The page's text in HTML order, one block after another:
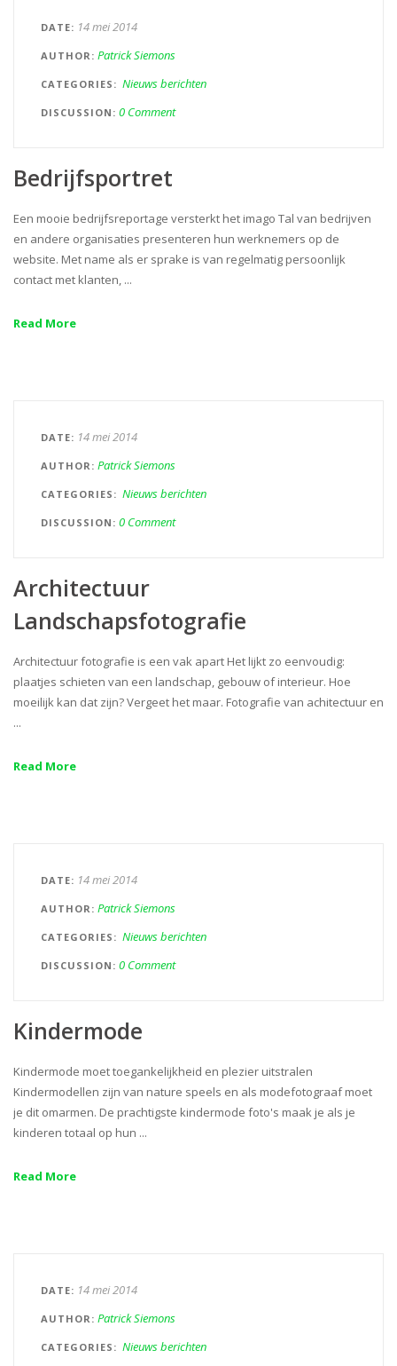
DATE 14 mei 2014
AUTHOR Patrick Siemons
CATEGORIES Nieuws berichten
DISCUSSION 0 Comment
Bedrijfsportret
Een mooie bedrijfsreportage versterkt het imago Tal van bedrijven
en andere organisaties presenteren hun werknemers op de
website. Met name als er sprake is van regelmatig persoonlijk
contact met klanten, ...
Read More
DATE 14 mei 2014
AUTHOR Patrick Siemons
CATEGORIES Nieuws berichten
DISCUSSION 0 Comment
Architectuur
Landschapsfotografie
Architectuur fotografie is een vak apart Het lijkt zo eenvoudig:
plaatjes schieten van een landschap, gebouw of interieur. Hoe
moeilijk kan dat zijn? Vergeet het maar. Fotografie van achitectuur en
...
Read More
DATE 14 mei 2014
AUTHOR Patrick Siemons
CATEGORIES Nieuws berichten
DISCUSSION 0 Comment
Kindermode
Kindermode moet toegankelijkheid en plezier uitstralen
Kindermodellen zijn van nature speels en als modefotograaf moet
je dit omarmen. De prachtigste kindermode foto's maak je als je
kinderen totaal op hun ...
Read More
DATE 14 mei 2014
AUTHOR Patrick Siemons
CATEGORIES Nieuws berichten